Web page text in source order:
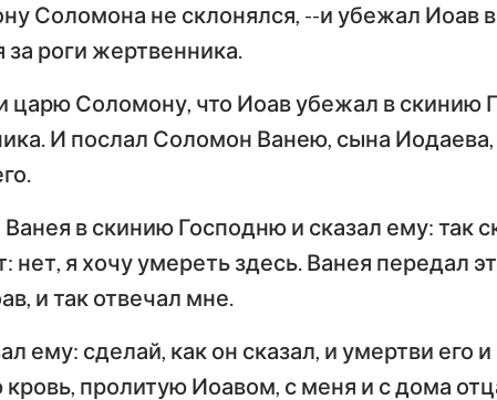
Соломона не склонялся, --и убежал Иоав
за роги жертвенника.
царю Соломону, что Иоав убежал в скинию
И послал Соломон Ванею, сына Иодаева,
в скинию Господню и сказал ему: так
нет, я хочу умереть здесь. Ванея передал
и так отвечал мне.
ему: сделай, как он сказал, и умертви его
пролитую Иоавом, с меня и с дома